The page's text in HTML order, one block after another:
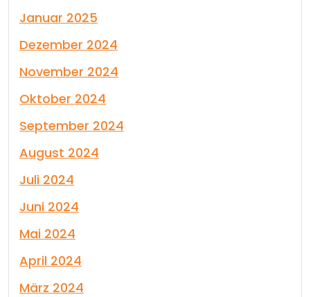
Januar 2025
Dezember 2024
November 2024
Oktober 2024
September 2024
August 2024
Juli 2024
Juni 2024
Mai 2024
April 2024
März 2024